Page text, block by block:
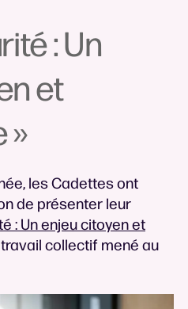
: Un
et
»
les Cadettes ont
de présenter leur
: Un enjeu citoyen et
travail collectif mené au